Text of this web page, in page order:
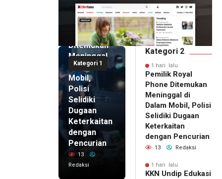
Kategori 1
1 hari lalu
Pemilik
Royal
Phone
Ditemukan
Meninggal
di Dalam
Mobil,
Polisi
Selidiki
Dugaan
Keterkaitan
dengan
Pencurian
13
Redaksi
Kategori 2
1 hari lalu
Pemilik Royal
Phone Ditemukan
Meninggal di
Dalam Mobil, Polisi
Selidiki Dugaan
Keterkaitan
dengan Pencurian
13 Redaksi
1 hari lalu
KKN Undip Edukasi